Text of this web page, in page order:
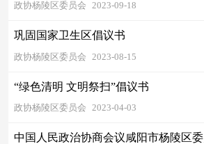
政协杨陵区委员会 2023-09-18
巩固国家卫生区倡议书
政协杨陵区委员会 2023-08-15
“绿色清明 文明祭扫”倡议书
政协杨陵区委员会 2023-04-03
中国人民政治协商会议咸阳市杨陵区